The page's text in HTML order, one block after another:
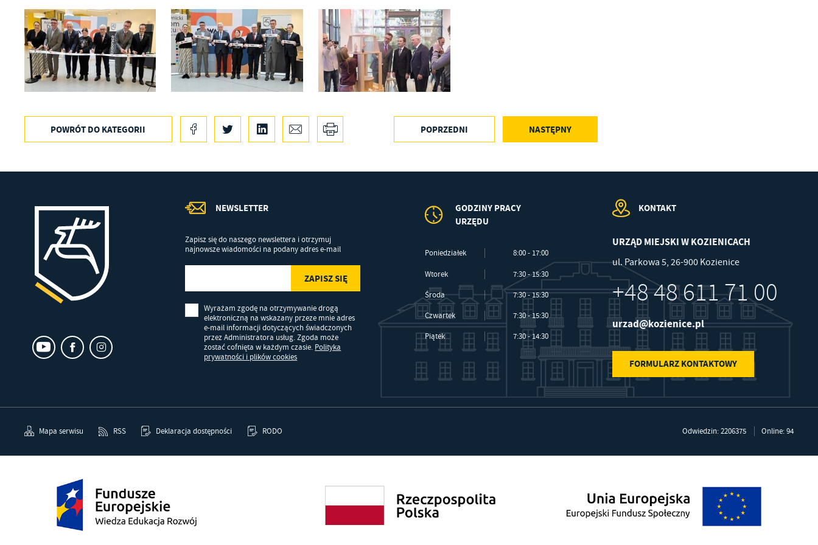
POWRÓT DO KATEGORII POPRZEDNI NASTĘPNY
NEWSLETTER
Zapisz się do naszego newslettera i otrzymuj
najnowsze wiadomości na podany adres e-mail
Wyrażam zgodę na otrzymywanie drogą
elektroniczną na wskazany przeze mnie adres
e-mail informacji dotyczących świadczonych
przez Administratora usług. Zgoda może
zostać cofnięta w każdym czasie. Polityka
prywatności i plików cookies
GODZINY PRACY
URZĘDU
Poniedziałek 8:00 - 17:00
Wtorek 7:30 - 15:30
Środa 7:30 - 15:30
Czwartek 7:30 - 15:30
Piątek 7:30 - 14:30
KONTAKT
URZĄD MIEJSKI W KOZIENICACH
ul. Parkowa 5, 26-900 Kozienice
+48 48 611 71 00
urzad@kozienice.pl
FORMULARZ KONTAKTOWY
Mapa serwisu RSS Deklaracja dostępności RODO Odwiedzin: 2206375 Online: 94
internetowej. Treści promocyjne mogą pojawić się na stronach podmiotów trzecich lub firm
będących naszymi partnerami oraz innych dostawców usług. Firmy te działają w charakterze
pośredników prezentujących nasze treści w postaci wiadomości, ofert, komunikatów mediów
społecznościowych.